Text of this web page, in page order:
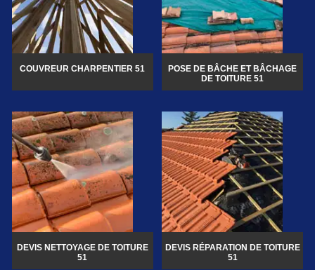
COUVREUR CHARPENTIER 51
POSE DE BÂCHE ET BÂCHAGE
DE TOITURE 51
DEVIS NETTOYAGE DE TOITURE
51
DEVIS RÉPARATION DE TOITURE
51